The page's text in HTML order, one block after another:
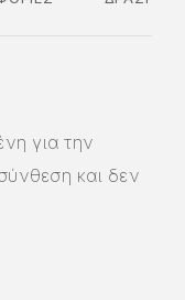
για την
και δεν